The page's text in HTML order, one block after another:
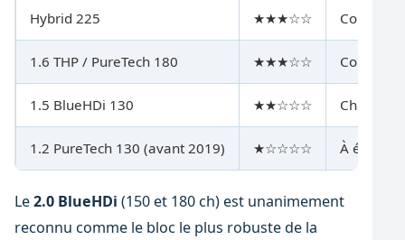
Hybrid 225 ★★★☆☆ Correcte,
1.6 THP / PureTech 180 ★★★☆☆ Correcte
1.5 BlueHDi 130 ★★☆☆☆ Chaîne
1.2 PureTech 130 (avant 2019) ★☆☆☆☆ À éviter
Le2.0 BlueHDi (150 et 180 ch) est unanimement
reconnu comme le bloc le plus robuste de la